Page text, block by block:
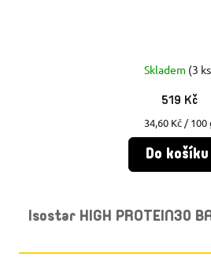
Skladem (3
519 Kč
Měrná
cena:
34,60 Kč / 100
Do košíku
Isostar HIGH PROTEIN30